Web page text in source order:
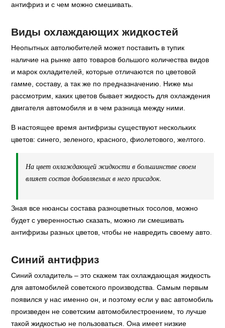
антифриз и с чем можно смешивать.
Виды охлаждающих жидкостей
Неопытных автолюбителей может поставить в тупик
наличие на рынке авто товаров большого количества видов
и марок охладителей, которые отличаются по цветовой
гамме, составу, а так же по предназначению. Ниже мы
рассмотрим, каких цветов бывает жидкость для охлаждения
двигателя автомобиля и в чем разница между ними.
В настоящее время антифризы существуют нескольких
цветов: синего, зеленого, красного, фиолетового, желтого.
На цвет охлаждающей жидкости в большинстве своем
влияет состав добавляемых в него присадок.
Зная все нюансы состава разноцветных тосолов, можно
будет с уверенностью сказать, можно ли смешивать
антифризы разных цветов, чтобы не навредить своему авто.
Синий антифриз
Синий охладитель – это скажем так охлаждающая жидкость
для автомобилей советского производства. Самым первым
появился у нас именно он, и поэтому если у вас автомобиль
произведен не советским автомобилестроением, то лучше
такой жидкостью не пользоваться. Она имеет низкие